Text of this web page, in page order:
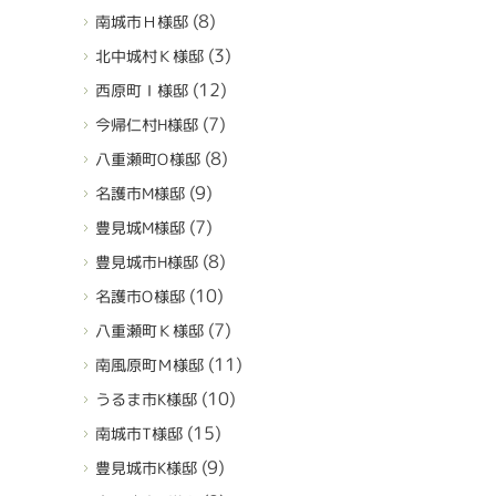
南城市Ｈ様邸(8)
北中城村Ｋ様邸(3)
西原町Ｉ様邸(12)
今帰仁村H様邸(7)
八重瀬町O様邸(8)
名護市M様邸(9)
豊見城M様邸(7)
豊見城市H様邸(8)
名護市O様邸(10)
八重瀬町Ｋ様邸(7)
南風原町Ｍ様邸(11)
うるま市K様邸(10)
南城市T様邸(15)
豊見城市K様邸(9)